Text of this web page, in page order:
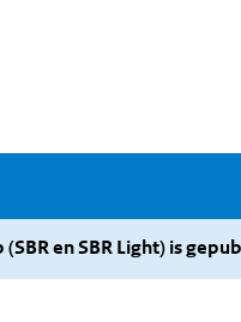
en SBR Light) is